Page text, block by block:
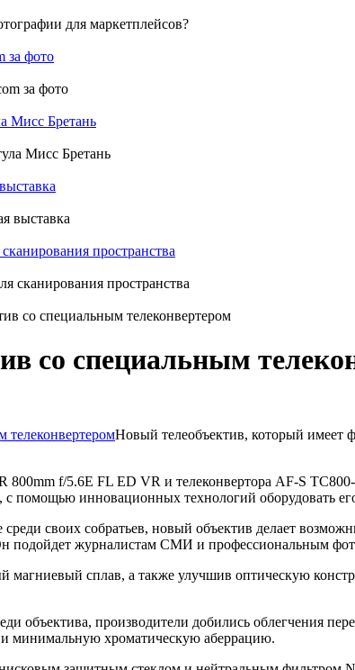
за фото
Мисс Бретань
пространства
со специальным телеконвертером
со специальным
Новый телеобъектив, который имеет
f/5.6E FL ED VR и телеконвертора AF-S
с помощью инновационных технологий
своих собратьев, новый объектив делает
подойдет журналистам СМИ и профессиональным
магниевый сплав, а также улучшив оптическую
объектива, производители добились облегчения
минимальную хроматическую аберрацию.